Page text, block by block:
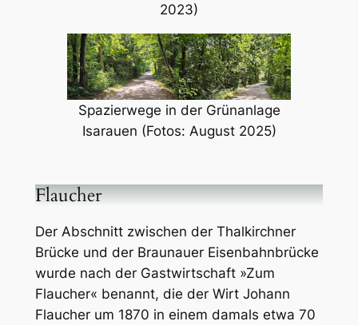
2023)
Spazierwege in der Grünanlage
Isarauen (Fotos: August 2025)
Flaucher
Der Abschnitt zwischen der Thalkirchner
Brücke und der Braunauer Eisenbahnbrücke
wurde nach der Gastwirtschaft »Zum
Flaucher« benannt, die der Wirt Johann
Flaucher um 1870 in einem damals etwa 70